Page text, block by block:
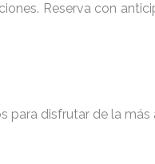
Reserva con
para disfrutar de la más